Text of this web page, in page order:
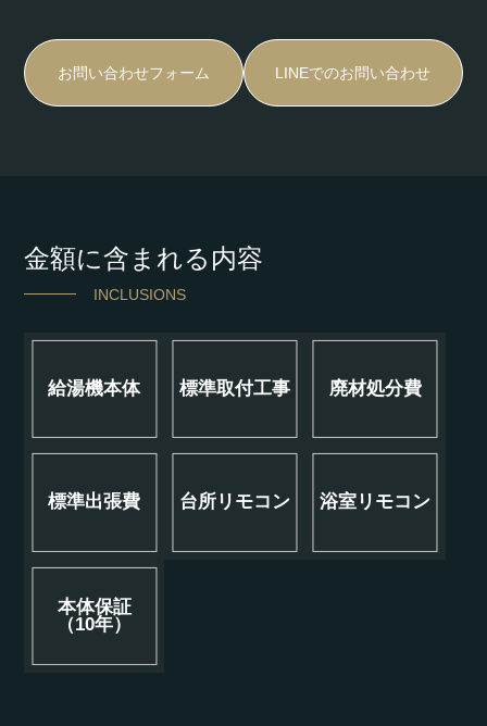
お問い合わせフォーム LINEでのお問い合わせ
金額に含まれる内容
INCLUSIONS
給湯機本体 標準取付工事 廃材処分費
標準出張費 台所リモコン 浴室リモコン
本体保証
（10年）